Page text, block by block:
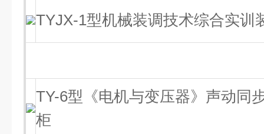
TYJX-1型机械装调技术综合实训
TY-6型《电机与变压器》声动同
柜